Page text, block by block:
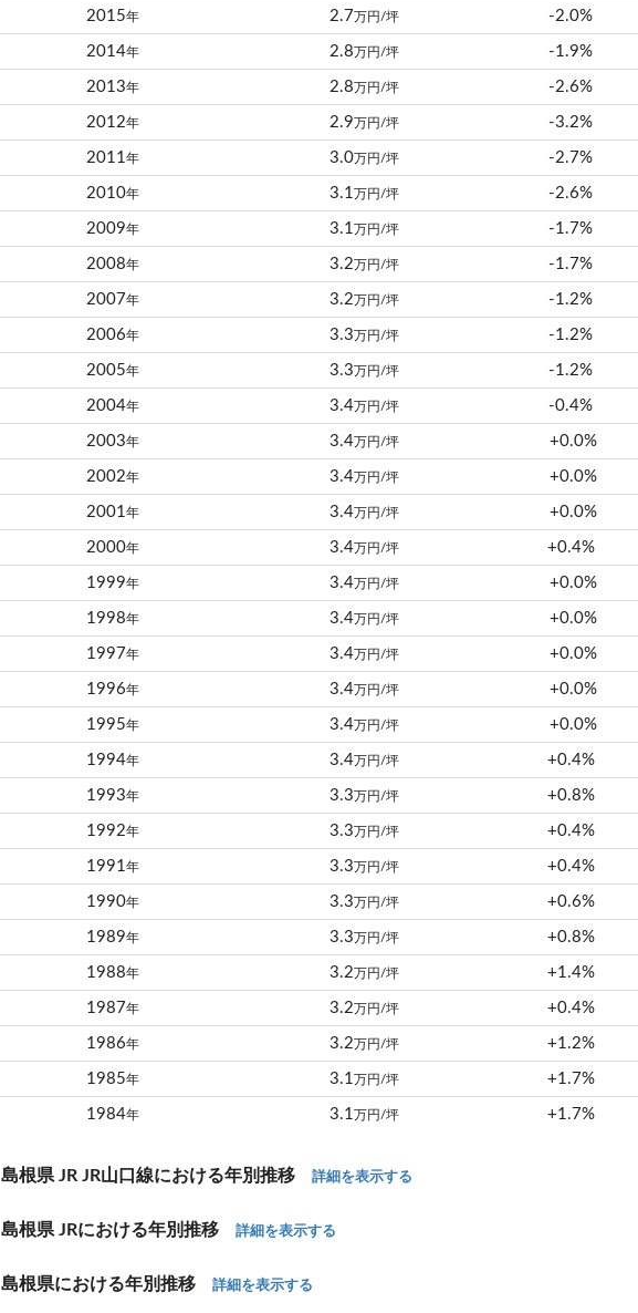
2015年 2.7万円/坪 -2.0%
2014年 2.8万円/坪 -1.9%
2013年 2.8万円/坪 -2.6%
2012年 2.9万円/坪 -3.2%
2011 年 3.0万円/坪 -2.7%
2010年 3.1万円/坪 -2.6%
2009年 3.1万円/坪 -1.7%
2008年 3.2万円/坪 -1.7%
2007年 3.2万円/坪 -1.2%
2006年 3.3万円/坪 -1.2%
2005年 3.3万円/坪 -1.2%
2004年 3.4万円/坪 -0.4%
2003年 3.4万円/坪 +0.0%
2002年 3.4万円/坪 +0.0%
2001 年 3.4万円/坪 +0.0%
2000年 3.4万円/坪 +0.4%
1999年 3.4万円/坪 +0.0%
1998年 3.4万円/坪 +0.0%
1997年 3.4万円/坪 +0.0%
1996年 3.4万円/坪 +0.0%
1995年 3.4万円/坪 +0.0%
1994年 3.4万円/坪 +0.4%
1993年 3.3万円/坪 +0.8%
1992年 3.3万円/坪 +0.4%
1991 年 3.3万円/坪 +0.4%
1990年 3.3万円/坪 +0.6%
1989年 3.3万円/坪 +0.8%
1988年 3.2万円/坪 +1.4%
1987年 3.2万円/坪 +0.4%
1986年 3.2万円/坪 +1.2%
1985年 3.1万円/坪 +1.7%
1984年 3.1万円/坪 +1.7%
島根県 JR JR山口線における年別推移 詳細を表示する
島根県 JRにおける年別推移 詳細を表示する
島根県における年別推移 詳細を表示する